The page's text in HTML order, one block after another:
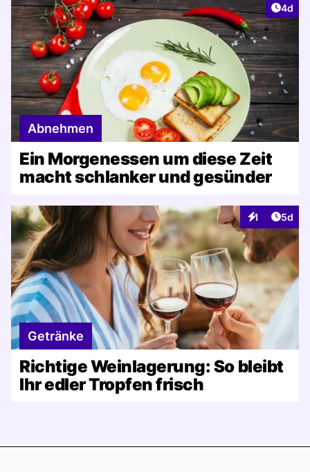
4d
Abnehmen
Ein Morgenessen um diese Zeit
macht schlanker und gesünder
1
Interaktionen
5d
Getränke
Richtige Weinlagerung: So bleibt
Ihr edler Tropfen frisch